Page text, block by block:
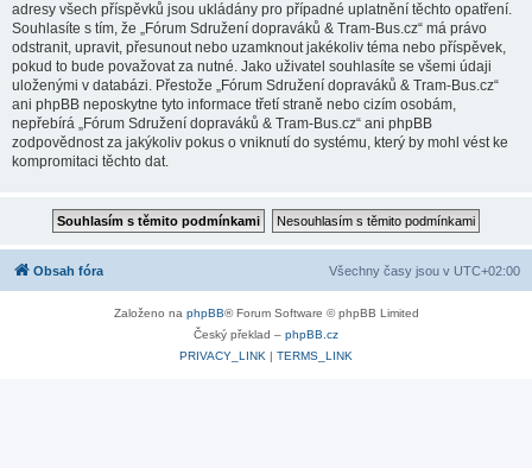
adresy všech příspěvků jsou ukládány pro případné uplatnění těchto opatření.
Souhlasíte s tím, že „Fórum Sdružení dopraváků & Tram-Bus.cz“ má právo
odstranit, upravit, přesunout nebo uzamknout jakékoliv téma nebo příspěvek,
pokud to bude považovat za nutné. Jako uživatel souhlasíte se všemi údaji
uloženými v databázi. Přestože „Fórum Sdružení dopraváků & Tram-Bus.cz“
ani phpBB neposkytne tyto informace třetí straně nebo cizím osobám,
nepřebírá „Fórum Sdružení dopraváků & Tram-Bus.cz“ ani phpBB
zodpovědnost za jakýkoliv pokus o vniknutí do systému, který by mohl vést ke
kompromitaci těchto dat.
Obsah fóra Všechny časy jsou v UTC+02:00
Založeno na phpBB® Forum Software © phpBB Limited
Český překlad – phpBB.cz
PRIVACY_LINK | TERMS_LINK